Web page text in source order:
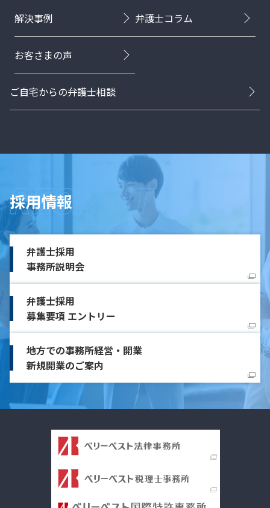
解決事例 弁護士コラム
お客さまの声
ご自宅からの弁護士相談
採用情報
弁護士採用
事務所説明会
弁護士採用
募集要項 エントリー
地方での事務所経営・開業
新規開業のご案内